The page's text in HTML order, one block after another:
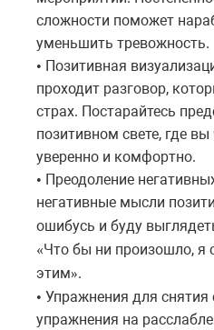
сложности поможет
уменьшить тревожность.
• Позитивная
проходит разговор,
страх. Постарайтесь
позитивном свете, где вы
уверенно и комфортно.
• Преодоление
негативные мысли
ошибусь и буду
«Что бы ни произошло, я
этим».
• Упражнения для снятия
упражнения на